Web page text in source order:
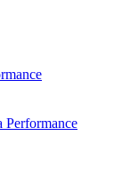
Performance